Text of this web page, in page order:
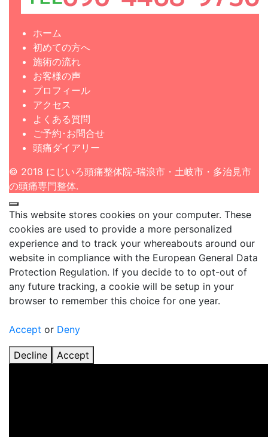
ホーム
初めての方へ
施術の流れ
お客様の声
プロフィール
アクセス
よくある質問
ご予約･お問合せ
頭痛ダイアリー
© 2018 にじいろ頭痛整体院-瑞浪市・土岐市・多治見市
の頭痛専門整体.
This website stores cookies on your computer. These
cookies are used to provide a more personalized
experience and to track your whereabouts around our
website in compliance with the European General Data
Protection Regulation. If you decide to to opt-out of
any future tracking, a cookie will be setup in your
browser to remember this choice for one year.
Accept or Deny
Decline Accept